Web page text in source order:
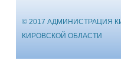
© 2017 АДМИНИСТРАЦИЯ
КИРОВСКОЙ ОБЛАСТИ